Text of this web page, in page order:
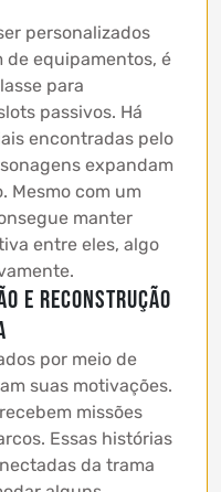
personalizados
equipamentos, é
para
passivos. Há
encontradas pelo
expandam
Mesmo com um
manter
entre eles, algo
e reconstrução
por meio de
suas motivações.
missões
Essas histórias
da trama